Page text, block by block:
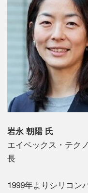
岩永 朝陽 氏
エイベックス・テク
長
1999年よりシリコン